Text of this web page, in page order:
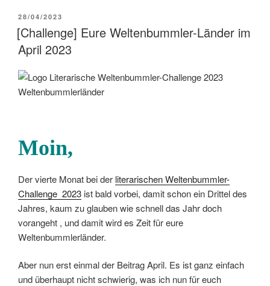
2023“
VERÖFFENTLICHT
AM
28/04/2023
[Challenge] Eure Weltenbummler-Länder im
April 2023
Moin,
Der vierte Monat bei der literarischen Weltenbummler-
Challenge 2023 ist bald vorbei, damit schon ein Drittel des
Jahres, kaum zu glauben wie schnell das Jahr doch
vorangeht , und damit wird es Zeit für eure
Weltenbummlerländer.
Aber nun erst einmal der Beitrag April. Es ist ganz einfach
und überhaupt nicht schwierig, was ich nun für euch